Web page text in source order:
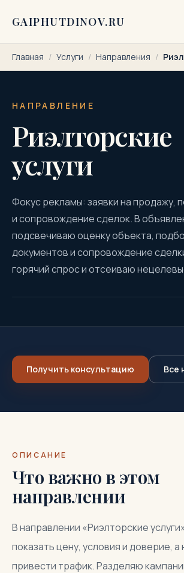
GAIPHUTDINOV.RU
Главная / Услуги / Направления /
НАПРАВЛЕНИЕ
Риэлторские
услуги
Фокус рекламы: заявки на продажу,
и сопровождение сделок. В
подсвечиваю оценку объекта,
документов и сопровождение
горячий спрос и отсеиваю
Получить консультацию Все
ОПИСАНИЕ
Что важно в этом
направлении
В направлении «Риэлторские
показать цену, условия и доверие, а
привести трафик. Разделяю